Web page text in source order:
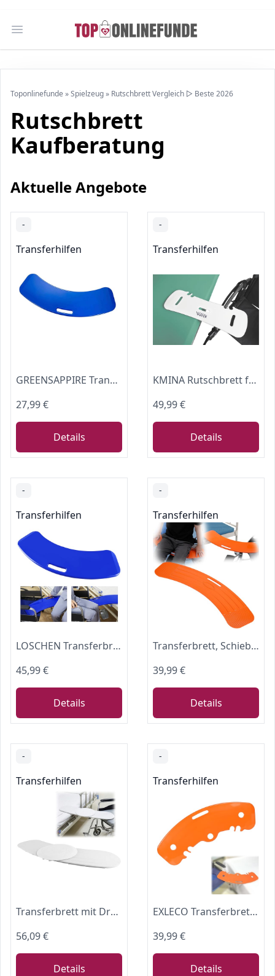
Open main menu
Toponlinefunde »Spielzeug» Rutschbrett Vergleich ▷ Beste 2026
Rutschbrett
Kaufberatung
Aktuelle Angebote
-
Transferhilfen
GREENSAPPIRE Transferbrett für Rollstuhlfahrer – Rutschfestes Gleitbrett aus Hochfestem Kunststoff, Patienten-Transferhilfe zum sicheren Umsetzen zwischen Rollstuhl, Bett, Toilette und Auto (Blau)
27,99 €
Details
-
Transferhilfen
KMINA Rutschbrett für Rollstuhlfahrer, Transferbrett Pflege Bett Auto, Weiß
49,99 €
Details
-
Transferhilfen
LOSCHEN Transferbrett, Patientenschieber für den Transfer von Patienten oder Handica vom Rollstuhl ins Bett, die Toilette, die Badewanne, das Auto - Schiebebrett mit einem Griff (Blau)
45,99 €
Details
-
Transferhilfen
Transferbrett, Schiebe-Patienten-Transferbrett mit Griffen Badewannen Einstiegshilfe Behinderten Hilfsmittel 150 Kg Gewichtskapazität Transferbrett für Senioren Im Bett Auto Rollstuhl Toilette
39,99 €
Details
-
Transferhilfen
Transferbrett mit Drehscheibe, Schiebebrett zum Transfer in den Rollstuhl
56,09 €
Details
-
Transferhilfen
EXLECO Transferbrett Rutschbrett für Rollstuhlfahrer 150 Kg mit Kerben
39,99 €
Details